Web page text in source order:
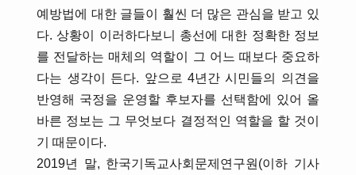
예방법에 대한 글들이 훨씬 더 많은 관심을 받고 있
다. 상황이 이러하다보니 총선에 대한 정확한 정보
를 전달하는 매체의 역할이 그 어느 때보다 중요하
다는 생각이 든다. 앞으로 4년간 시민들의 의견을
반영해 국정을 운영할 후보자를 선택함에 있어 올
바른 정보는 그 무엇보다 결정적인 역할을 할 것이
기 때문이다.
2019년 말, 한국기독교사회문제연구원(이하 기사